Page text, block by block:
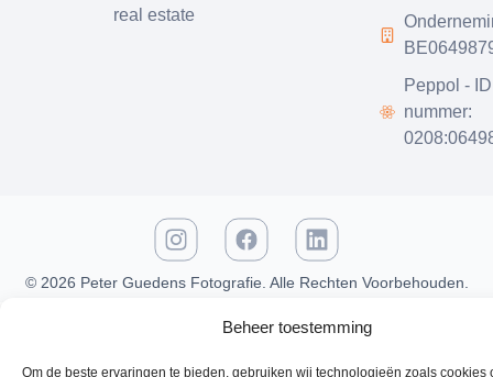
Beheer toestemming
Om de beste ervaringen te bieden, gebruiken wij technologieën zoals cookies
real estate
Peppol -
nummer:
© 2026 Peter Guedens Fotografie. Alle Rechten Voorbehouden.